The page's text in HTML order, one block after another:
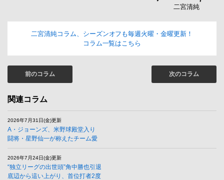
二宮清純
二宮清純コラム、シーズンオフも毎週火曜・金曜更新！
コラム一覧はこちら
前のコラム 次のコラム
関連コラム
2026年7月31日(金)更新
A・ジョーンズ、米野球殿堂入り
闘将・星野仙一が称えたチーム愛
2026年7月24日(金)更新
“独立リーグの出世頭”角中勝也引退
底辺から這い上がり、首位打者2度